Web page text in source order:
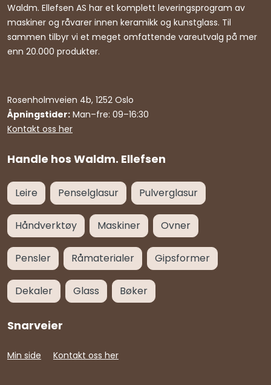
Handle hos Waldm. Ellefsen
Waldm. Ellefsen AS har et komplett leveringsprogram av
maskiner og råvarer innen keramikk og kunstglass. Til
sammen tilbyr vi et meget omfattende vareutvalg på mer
enn 20.000 produkter.
Rosenholmveien 4b, 1252 Oslo
Åpningstider: Man–fre: 09–16:30
Kontakt oss her
Leire Penselglasur Pulverglasur
Håndverktøy Maskiner Ovner
Pensler Råmaterialer Gipsformer
Dekaler Glass Bøker
Min side Kontakt oss her
Snarveier